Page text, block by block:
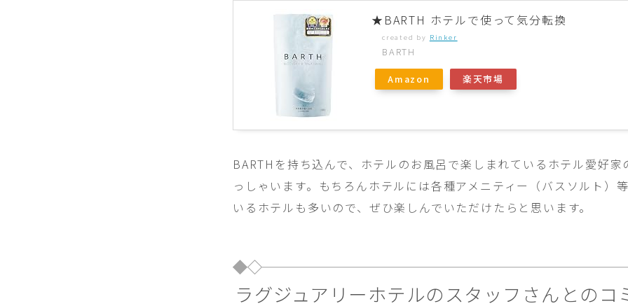
★BARTH ホテルで使って気分転換
created by Rinker
BARTH
Amazon 楽天市場
BARTHを持ち込んで、ホテルのお風呂で楽しまれているホテル愛好家
っしゃいます。もちろんホテルには各種アメニティー（バスソルト）
いるホテルも多いので、ぜひ楽しんでいただけたらと思います。
ラグジュアリーホテルのスタッフさんとのコ